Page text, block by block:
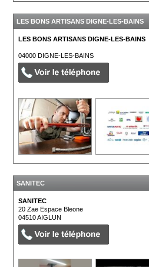
LES BONS ARTISANS DIGNE-LES-BAINS
LES BONS ARTISANS DIGNE-LES-BAINS
04000DIGNE-LES-BAINS
SANITEC
SANITEC
20 Zae Espace Bleone
04510AIGLUN